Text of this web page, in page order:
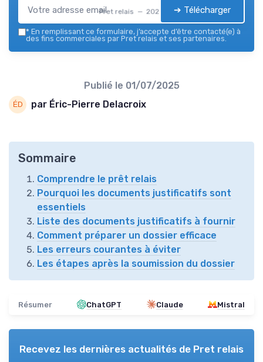
Pret relais — 2026 ➔ Télécharger
* En remplissant ce formulaire, j’accepte d’être contacté(e) à
des fins commerciales par Pret relais et ses partenaires.
Publié le 01/07/2025
par Éric-Pierre Delacroix
Sommaire
Comprendre le prêt relais
Pourquoi les documents justificatifs sont
essentiels
Liste des documents justificatifs à fournir
Comment préparer un dossier efficace
Les erreurs courantes à éviter
Les étapes après la soumission du dossier
Résumer ChatGPT Claude Mistral
Recevez les dernières actualités de Pret relais